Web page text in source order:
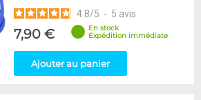
4.8/5 - 5 avis
7,90 €
En stock
Expédition immédiate
Ajouter au panier